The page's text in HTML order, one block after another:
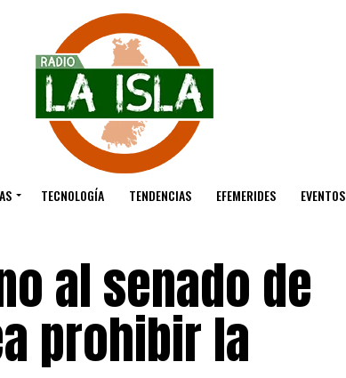
TECNOLOGÍA TENDENCIAS EFEMERIDES EVENTOS
al senado de
prohibir la